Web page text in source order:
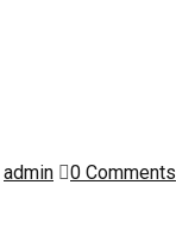
admin
0 Comments